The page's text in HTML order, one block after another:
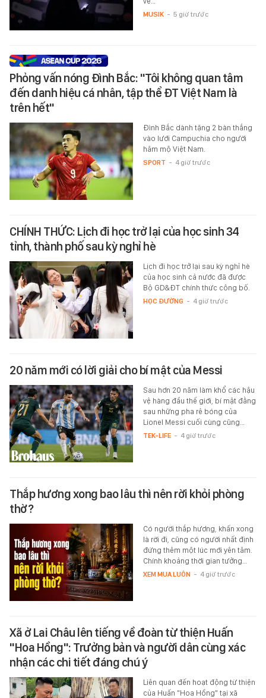
MUSIK - 5 giờ trước
Phỏng vấn nóng Đình Bắc: "Tôi không quan tâm
đến danh hiệu cá nhân, tập thể ĐT Việt Nam là
trên hết"
Đình Bắc dành tặng 2 bàn thắng
vào lưới Campuchia cho người
hâm mộ Việt Nam.
SPORT - 4 giờ trước
CHÍNH THỨC: Lịch đi học trở lại của học sinh 34
tỉnh, thành phố sau kỳ nghỉ hè
Lịch đi học trở lại sau kỳ nghỉ hè
của học sinh cả nước đã được
Bộ GD&ĐT chính thức công bố.
HỌC ĐƯỜNG - 4 giờ trước
20 năm mới có lời giải cho bí mật của Messi
Sau hơn 20 năm làm khổ các hậu
vệ hàng đầu thế giới, bí mật đằng
sau những pha rê bóng của
Lionel Messi cuối cùng cũng…
TEK-LIFE - 4 giờ trước
Thắp hương xong bao lâu thì nên rời khỏi phòng
thờ?
Có người thắp hương, khấn xong
là rời đi, cũng có người nhất định
đứng thêm một lúc mới yên tâm.
Chính khoảng thời gian tưởng…
XEM MUA LUÔN - 4 giờ trước
Xã ở Lai Châu lên tiếng về đoàn từ thiện Huấn
"Hoa Hồng": Trưởng bản và người dân cùng xác
nhận các chi tiết đáng chú ý
Liên quan đến hoạt động từ thiện
của Huấn "Hoa Hồng" tại xã